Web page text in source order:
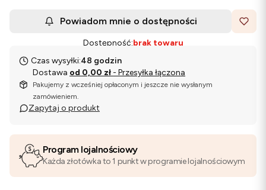
Powiadom mnie o dostępności
Dostępność:brak towaru
Czas wysyłki:48 godzin
Dostawa od 0,00 zł - Przesyłka łączona
Pakujemy z wcześniej opłaconym i jeszcze nie wysłanym
zamówieniem.
Zapytaj o produkt
Program lojalnościowy
Każda złotówka to 1 punkt w programie lojalnościowym